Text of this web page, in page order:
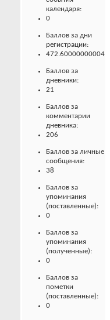
календаря:
0
Баллов за дни
регистрации:
472.60000000004
Баллов за
дневники:
21
Баллов за
комментарии
дневника:
206
Баллов за личные
сообщения:
38
Баллов за
упоминания
(поставленные):
0
Баллов за
упоминания
(полученные):
0
Баллов за
пометки
(поставленные):
0